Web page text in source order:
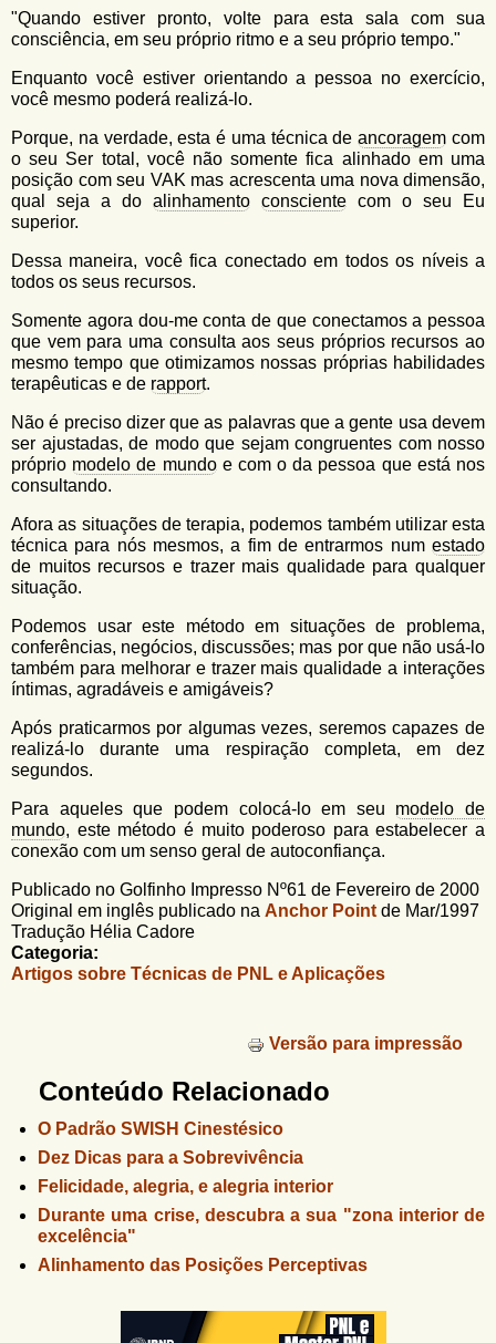
"Quando estiver pronto, volte para esta sala com sua
consciência, em seu próprio ritmo e a seu próprio tempo."
Enquanto você estiver orientando a pessoa no exercício,
você mesmo poderá realizá-lo.
Porque, na verdade, esta é uma técnica deancoragem com
o seu Ser total, você não somente fica alinhado em uma
posição com seu VAK mas acrescenta uma nova dimensão,
qual seja a do alinhamento consciente com o seu Eu
superior.
Dessa maneira, você fica conectado em todos os níveis a
todos os seus recursos.
Somente agora dou-me conta de que conectamos a pessoa
que vem para uma consulta aos seus próprios recursos ao
mesmo tempo que otimizamos nossas próprias habilidades
terapêuticas e de rapport.
Não é preciso dizer que as palavras que a gente usa devem
ser ajustadas, de modo que sejam congruentes com nosso
próprio modelo de mundoe com o da pessoa que está nos
consultando.
Afora as situações de terapia, podemos também utilizar esta
técnica para nós mesmos, a fim de entrarmos num estado
de muitos recursos e trazer mais qualidade para qualquer
situação.
Podemos usar este método em situações de problema,
conferências, negócios, discussões; mas por que não usá-lo
também para melhorar e trazer mais qualidade a interações
íntimas, agradáveis e amigáveis?
Após praticarmos por algumas vezes, seremos capazes de
realizá-lo durante uma respiração completa, em dez
segundos.
Para aqueles que podem colocá-lo em seu modelo de
mundo, este método é muito poderoso para estabelecer a
conexão com um senso geral de autoconfiança.
Publicado no Golfinho Impresso Nº61 de Fevereiro de 2000
Original em inglês publicado na Anchor Point de Mar/1997
Tradução Hélia Cadore
Categoria:
Artigos sobre Técnicas de PNL e Aplicações
Versão para impressão
Conteúdo Relacionado
O Padrão SWISH Cinestésico
Dez Dicas para a Sobrevivência
Felicidade, alegria, e alegria interior
Durante uma crise, descubra a sua "zona interior de
excelência"
Alinhamento das Posições Perceptivas